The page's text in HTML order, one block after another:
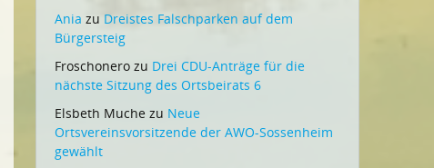
Ania zu Dreistes Falschparken auf dem
Bürgersteig
Froschonero zu Drei CDU-Anträge für die
nächste Sitzung des Ortsbeirats 6
Elsbeth Muche zu Neue
Ortsvereinsvorsitzende der AWO-Sossenheim
gewählt